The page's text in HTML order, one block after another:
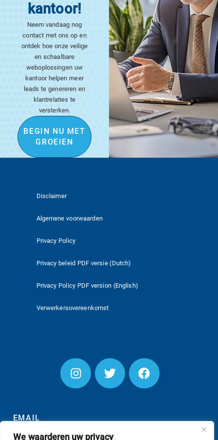
We waarderen uw privacy
kantoor!​
Neem vandaag nog
contact met ons op en
ontdek hoe onze veilige
en schaalbare
weboplossingen uw
kantoor helpen meer
leads te genereren en
klantrelaties te
versterken.
BEGIN NU MET
GROEIEN
EMAIL
Disclaimer
Algemene voorwaarden
Privacy Policy
Privacy beleid PDF versie (Dutch)
Privacy Policy PDF version (English)
Verwerkersovereenkomst